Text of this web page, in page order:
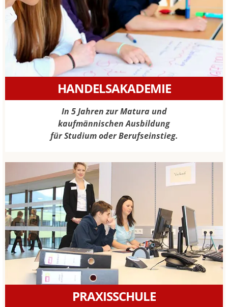
HANDELSAKADEMIE
In 5 Jahren zur Matura und
kaufmännischen Ausbildung
für Studium oder Berufseinstieg.
PRAXISSCHULE